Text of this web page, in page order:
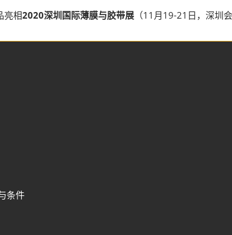
亮相2020深圳国际薄膜与胶带展 （11月19-21日，深圳
条件